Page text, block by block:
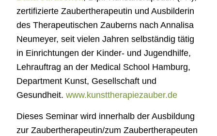
zertifizierte Zaubertherapeutin und Ausbilderin
des Therapeutischen Zauberns nach Annalisa
Neumeyer, seit vielen Jahren selbständig tätig
in Einrichtungen der Kinder- und Jugendhilfe,
Lehrauftrag an der Medical School Hamburg,
Department Kunst, Gesellschaft und
Gesundheit. www.kunsttherapiezauber.de
Dieses Seminar wird innerhalb der Ausbildung
zur Zaubertherapeutin/zum Zaubertherapeuten